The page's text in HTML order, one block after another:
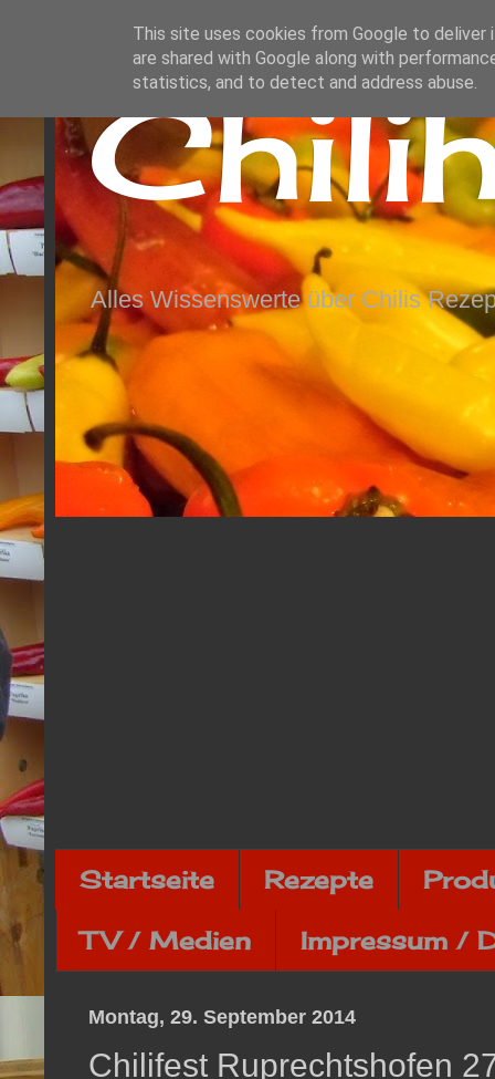
Alles Wissenswerte über Chilis
Startseite Rezepte
TV / Medien Impressum /
Montag, 29. September 2014
Chilifest Ruprechtshofen
This site uses cookies from Google to deliver
are shared with Google along with
statistics, and to detect and address abuse.